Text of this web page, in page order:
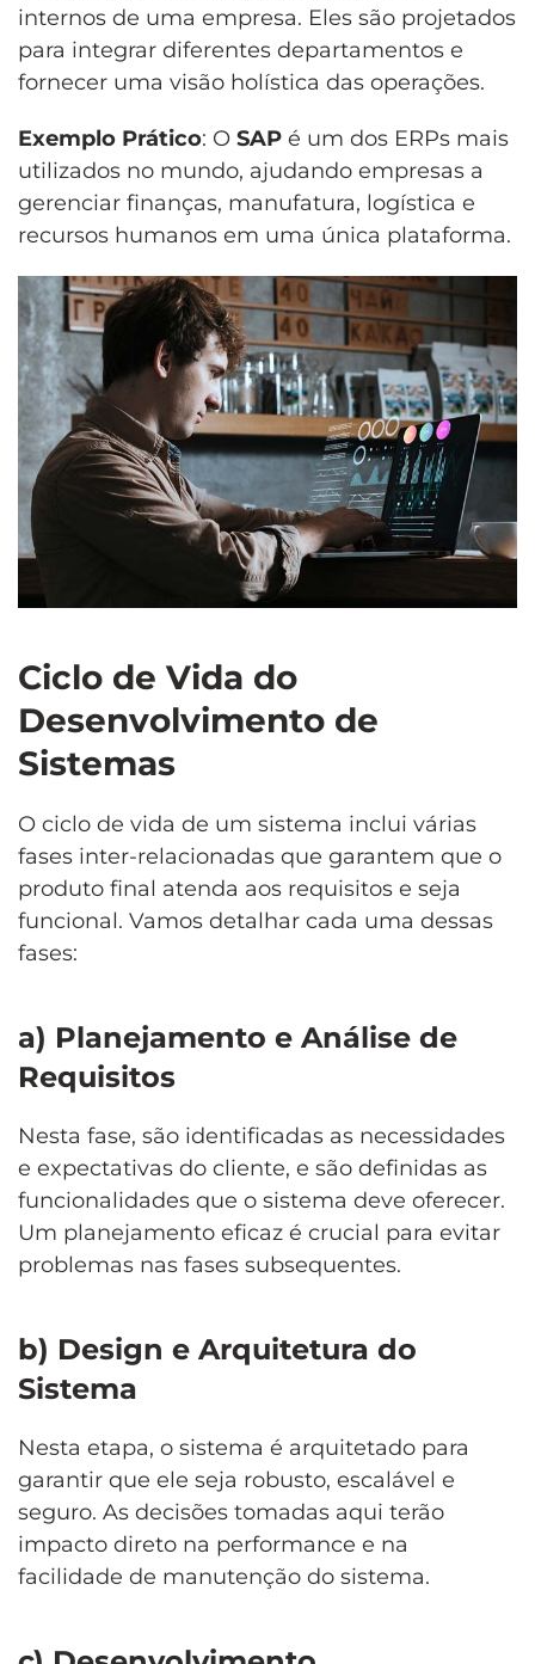
internos de uma empresa. Eles são projetados
para integrar diferentes departamentos e
fornecer uma visão holística das operações.
Exemplo Prático: O SAP é um dos ERPs mais
utilizados no mundo, ajudando empresas a
gerenciar finanças, manufatura, logística e
recursos humanos em uma única plataforma.
Ciclo de Vida do
Desenvolvimento de
Sistemas
O ciclo de vida de um sistema inclui várias
fases inter-relacionadas que garantem que o
produto final atenda aos requisitos e seja
funcional. Vamos detalhar cada uma dessas
fases:
a) Planejamento e Análise de
Requisitos
Nesta fase, são identificadas as necessidades
e expectativas do cliente, e são definidas as
funcionalidades que o sistema deve oferecer.
Um planejamento eficaz é crucial para evitar
problemas nas fases subsequentes.
b) Design e Arquitetura do
Sistema
Nesta etapa, o sistema é arquitetado para
garantir que ele seja robusto, escalável e
seguro. As decisões tomadas aqui terão
impacto direto na performance e na
facilidade de manutenção do sistema.